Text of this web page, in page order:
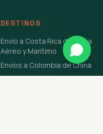
DESTINOS
Envío a Costa Rica de China
Aéreo y Marítimo
Envíos a Colombia de China